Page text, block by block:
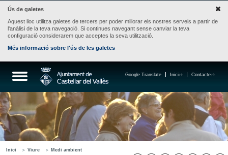
Ús de galetes
Aquest lloc utilitza galetes de tercers per poder millorar els nostres serveis a partir de
l'anàlisi de la teva navegació. Si continues navegant sense canviar la teva
configuració considerarem que acceptes la seva utilització.
Més informació sobre l'ús de les galetes
Contacte
Inici
Google Translate
Inici Viure Medi ambient